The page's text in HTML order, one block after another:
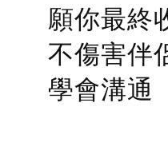
願你最終
不傷害伴
學會溝通